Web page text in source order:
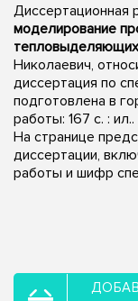
Диссертационная
моделирование
Николаевич,
диссертация по
подготовлена в
работы: 167 с. :
На странице
диссертации,
работы и шифр